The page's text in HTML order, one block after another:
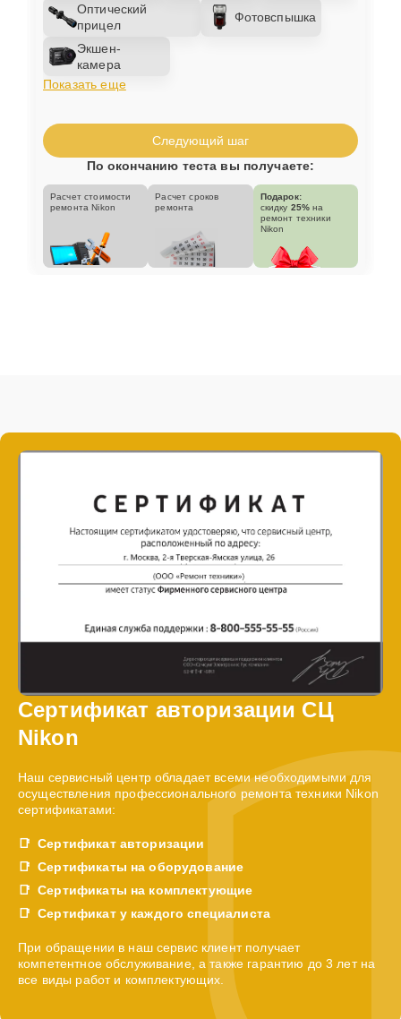
Оптический
прицел
Фотовспышка
Экшен-
камера
Показать еще
Следующий шаг
По окончанию теста вы получаете:
Расчет стоимости
ремонта Nikon
Расчет сроков
ремонта
Подарок:
скидку 25% на
ремонт техники
Nikon
Сертификат авторизации СЦ
Nikon
Наш сервисный центр обладает всеми необходимыми для
осуществления профессионального ремонта техники Nikon
сертификатами:
Сертификат авторизации
Сертификаты на оборудование
Сертификаты на комплектующие
Сертификат у каждого специалиста
При обращении в наш сервис клиент получает
компетентное обслуживание, а также гарантию до 3 лет на
все виды работ и комплектующих.